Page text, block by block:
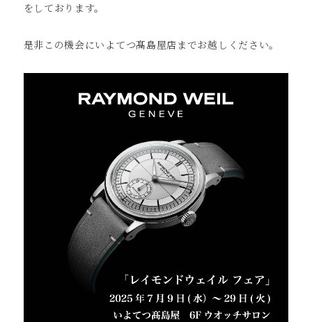
をしております。
是非この機会にいよてつ髙島屋店までお越しください。